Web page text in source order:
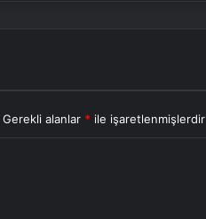
Gerekli alanlar * ile işaretlenmişlerdir